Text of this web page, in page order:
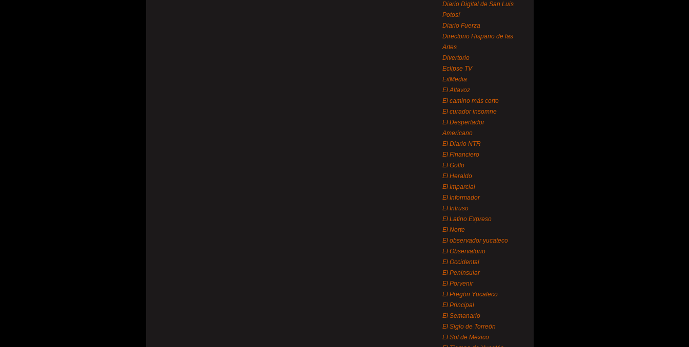
Diario Digital de San Luis
Potosí
Diario Fuerza
Directorio Hispano de las
Artes
Divertorio
Eclipse TV
EitMedia
El Altavoz
El camino más corto
El curador insomne
El Despertador
Americano
El Diario NTR
El Financiero
El Golfo
El Heraldo
El Imparcial
El Informador
El Intruso
El Latino Expreso
El Norte
El observador yucateco
El Observatorio
El Occidental
El Peninsular
El Porvenir
El Pregón Yucateco
El Principal
El Semanario
El Siglo de Torreón
El Sol de México